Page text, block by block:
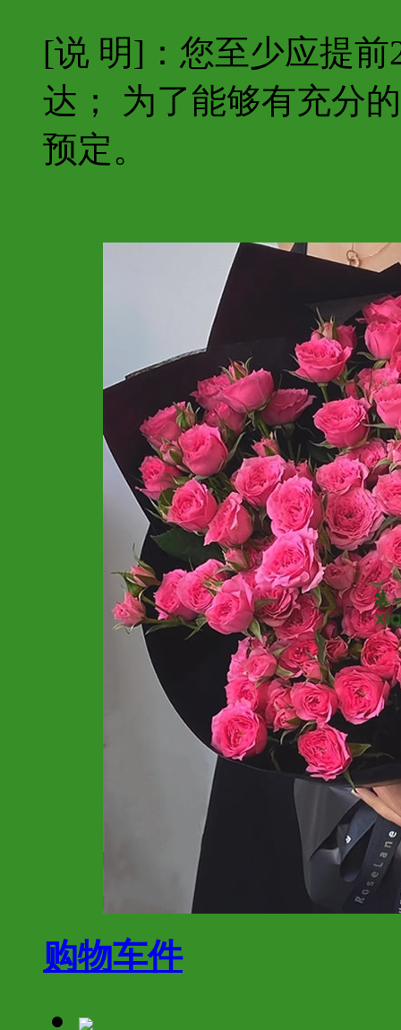
[说 明]：您至少应提
达； 为了能够有充分
预定。
购物车件